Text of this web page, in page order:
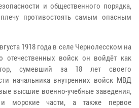
и общественного порядка,
противостоять самым опасным
1918 года в селе Чернолесском на
отечественных войск он войдёт как
сумевший за 18 лет своего
начальника внутренних войск МВД
высшие военно-учебные заведения,
морские части, а также первое